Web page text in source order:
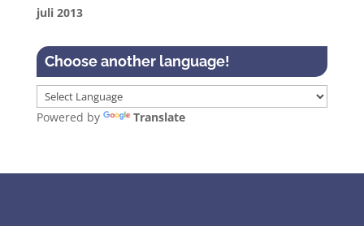
juli 2013
Choose another language!
Powered by Translate